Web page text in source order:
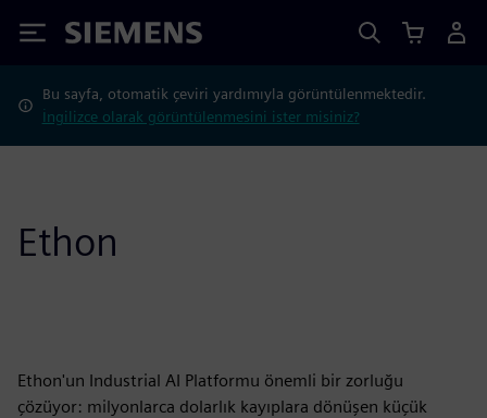
Siemens
Bu sayfa, otomatik çeviri yardımıyla görüntülenmektedir.
İngilizce olarak görüntülenmesini ister misiniz?
Ethon
Ethon'un Industrial AI Platformu önemli bir zorluğu
çözüyor: milyonlarca dolarlık kayıplara dönüşen küçük